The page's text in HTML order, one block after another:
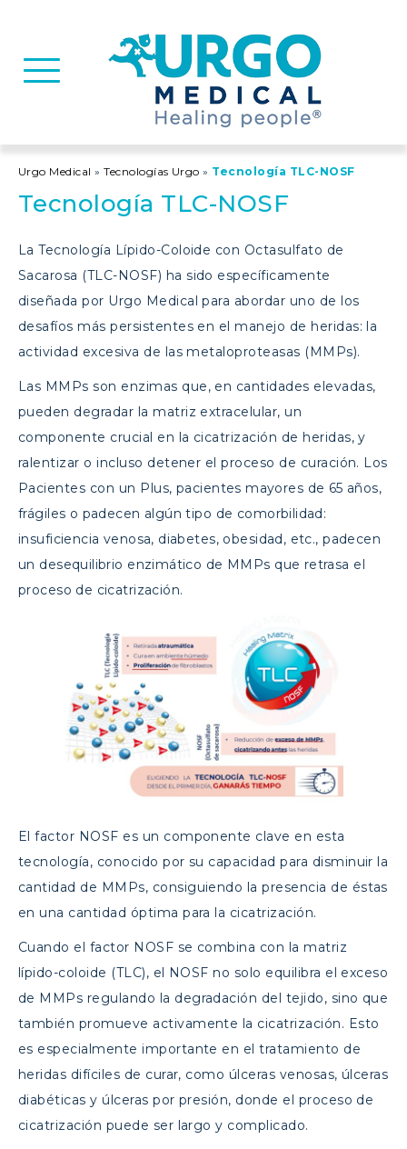
Basculer la navigation
Urgo Medical »Tecnologías Urgo » Tecnología TLC-NOSF
Tecnología TLC-NOSF
La Tecnología Lípido-Coloide con Octasulfato de
Sacarosa (TLC-NOSF) ha sido específicamente
diseñada por Urgo Medical para abordar uno de los
desafíos más persistentes en el manejo de heridas: la
actividad excesiva de las metaloproteasas (MMPs).
Las MMPs son enzimas que, en cantidades elevadas,
pueden degradar la matriz extracelular, un
componente crucial en la cicatrización de heridas, y
ralentizar o incluso detener el proceso de curación. Los
Pacientes con un Plus, pacientes mayores de 65 años,
frágiles o padecen algún tipo de comorbilidad:
insuficiencia venosa, diabetes, obesidad, etc., padecen
un desequilibrio enzimático de MMPs que retrasa el
proceso de cicatrización.
El factor NOSF es un componente clave en esta
tecnología, conocido por su capacidad para disminuir la
cantidad de MMPs, consiguiendo la presencia de éstas
en una cantidad óptima para la cicatrización.
Cuando el factor NOSF se combina con la matriz
lípido-coloide (TLC), el NOSF no solo equilibra el exceso
de MMPs regulando la degradación del tejido, sino que
también promueve activamente la cicatrización. Esto
es especialmente importante en el tratamiento de
heridas difíciles de curar, como úlceras venosas, úlceras
diabéticas y úlceras por presión, donde el proceso de
cicatrización puede ser largo y complicado.